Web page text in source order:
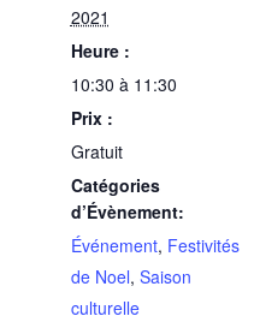
2021
Heure :
10:30 à 11:30
Prix :
Gratuit
Catégories
d’Évènement:
Événement, Festivités
de Noel, Saison
culturelle